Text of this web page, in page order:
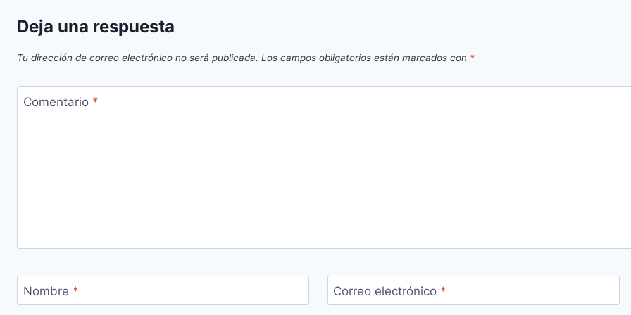
Deja una respuesta
Tu dirección de correo electrónico no será publicada. Los campos obligatorios están marcados con *
Comentario *
Nombre * Correo electrónico *